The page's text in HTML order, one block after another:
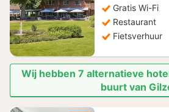
Gratis Wi-Fi
Restaurant
Fietsverhuur
Wij hebben 7 alternatieve
buurt van